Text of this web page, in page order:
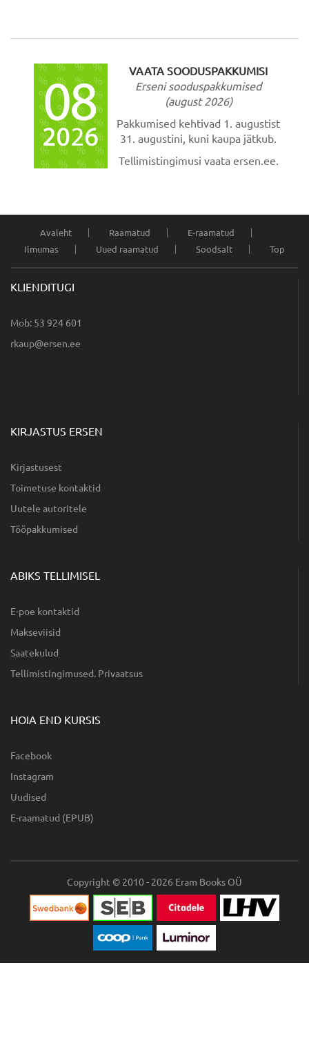
VAATA SOODUSPAKKUMISI
Erseni sooduspakkumised
(august 2026)
Pakkumised kehtivad 1. augustist
31. augustini, kuni kaupa jätkub.
Tellimistingimusi vaata ersen.ee.
Avaleht Raamatud
E-raamatud
Ilmumas
Uued raamatud Soodsalt Top
KLIENDITUGI
Mob: 53 924 601
ee.nesre@puakr
KIRJASTUS ERSEN
Kirjastusest
Toimetuse kontaktid
Uutele autoritele
Tööpakkumised
ABIKS TELLIMISEL
E-poe kontaktid
Makseviisid
Saatekulud
Tellimistingimused. Privaatsus
HOIA END KURSIS
Facebook
Instagram
Uudised
E-raamatud (EPUB)
Copyright © 2010 - 2026 Eram Books OÜ